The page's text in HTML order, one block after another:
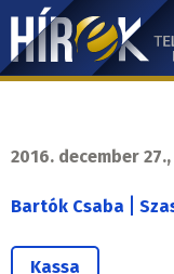
Ugrás
tartalomra
Hírek.sk
2016. december
Bartók Csaba
Kassa